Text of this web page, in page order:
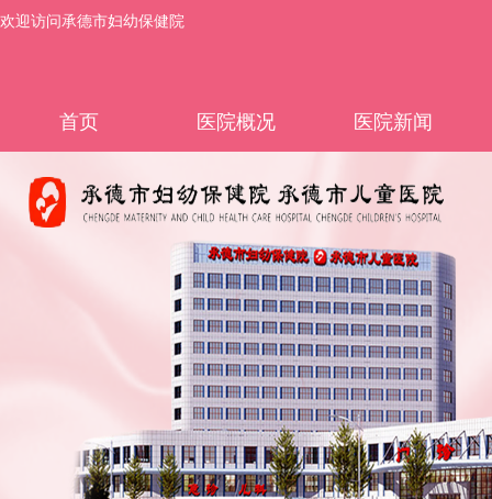
欢迎访问承德市妇幼保健院
首页 医院概况 医院新闻